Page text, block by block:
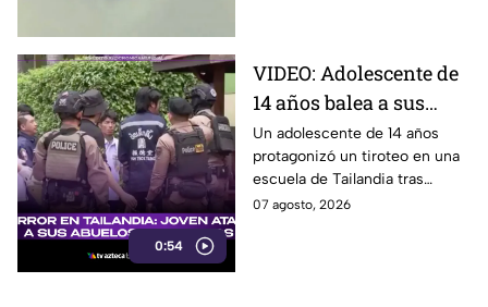
0:54
VIDEO: Adolescente de
14 años balea a sus
abuelos y luego tirotea
su escuela, dejando
siete muertos y 15
heridos
Un adolescente de 14 años
protagonizó un tiroteo en una
escuela de Tailandia tras
presuntamente atacar primero
07 agosto, 2026